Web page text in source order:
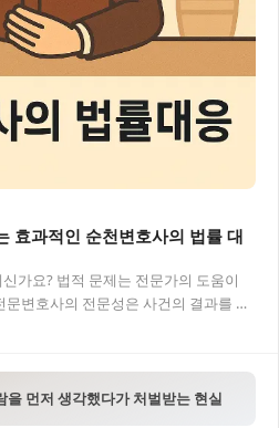
효과적인 순천변호사의 법률 대
가요? 법적 문제는 전문가의 도움이
변호사의 전문성은 사건의 결과를 크
에서의 전문…
먼저 생각했다가 처벌받는 현실